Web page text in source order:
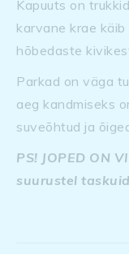
Kapuuts on
karvane krae
hõbedaste
Parkad on väga
aeg kandmiseks
suveõhtud ja
PS! JOPED ON
suurustel